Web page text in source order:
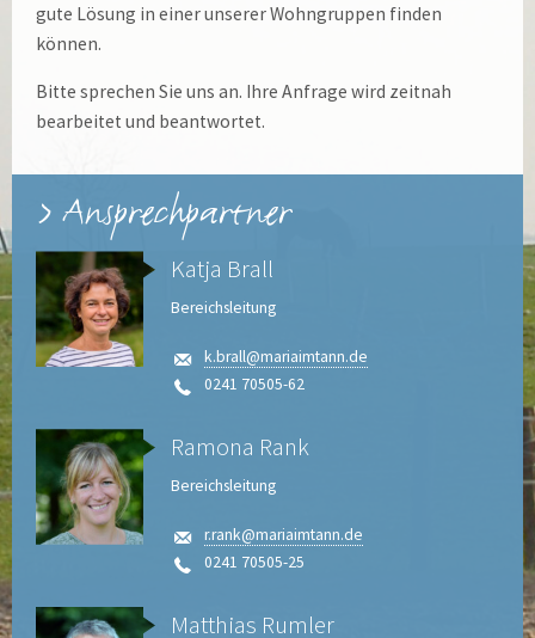
gute Lösung in einer unserer Wohngruppen finden
können.
Bitte sprechen Sie uns an. Ihre Anfrage wird zeitnah
bearbeitet und beantwortet.
Ansprechpartner
Katja Brall
Bereichsleitung
k.brall@mariaimtann.de
0241 70505-62
Ramona Rank
Bereichsleitung
r.rank@mariaimtann.de
0241 70505-25
Matthias Rumler